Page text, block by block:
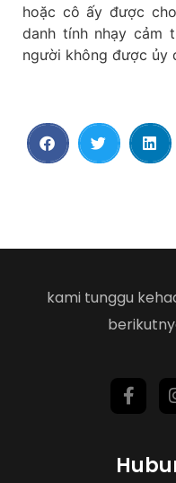
hoặc cô ấy được
danh tính nhạy cảm
người không được ủy
kami tunggu